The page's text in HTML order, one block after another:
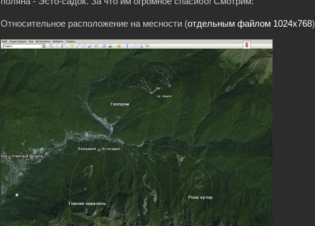
Относительное расположение на месности (отдельным файлом 1024х768)